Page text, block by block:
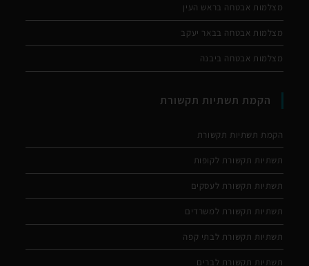
מצלמות אבטחה בראש העין
מצלמות אבטחה בבאר יעקב
מצלמות אבטחה ביבנה
הקמת תשתיות תקשורת
הקמת תשתיות תקשורת
תשתיות תקשורת לקופות
תשתיות תקשורת לעסקים
תשתיות תקשורת למשרדים
תשתיות תקשורת לבתי קפה
תשתיות תקשורת לברים